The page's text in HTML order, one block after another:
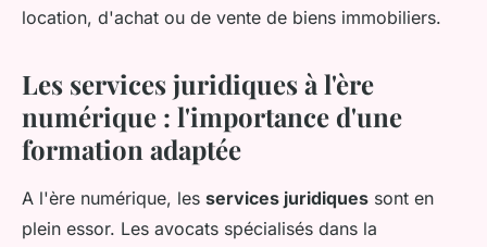
location, d'achat ou de vente de biens immobiliers.
Les services juridiques à l'ère
numérique : l'importance d'une
formation adaptée
A l'ère numérique, les services juridiques sont en
plein essor. Les avocats spécialisés dans la